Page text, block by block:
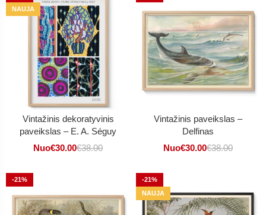
NAUJA
Vintažinis dekoratyvinis
paveikslas – E. A. Séguy
Nuo€30.00€38.00
Vintažinis paveikslas –
Delfinas
Nuo€30.00€38.00
-21%
-21%
NAUJA